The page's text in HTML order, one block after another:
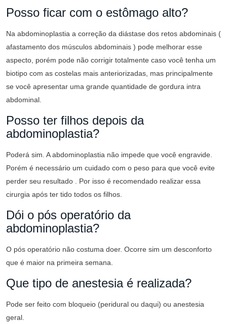
Posso ficar com o estômago alto?
Na abdominoplastia a correção da diástase dos retos abdominais (
afastamento dos músculos abdominais ) pode melhorar esse
aspecto, porém pode não corrigir totalmente caso você tenha um
biotipo com as costelas mais anteriorizadas, mas principalmente
se você apresentar uma grande quantidade de gordura intra
abdominal.
Posso ter filhos depois da
abdominoplastia?
Poderá sim. A abdominoplastia não impede que você engravide.
Porém é necessário um cuidado com o peso para que você evite
perder seu resultado . Por isso é recomendado realizar essa
cirurgia após ter tido todos os filhos.
Dói o pós operatório da
abdominoplastia?
O pós operatório não costuma doer. Ocorre sim um desconforto
que é maior na primeira semana.
Que tipo de anestesia é realizada?
Pode ser feito com bloqueio (peridural ou daqui) ou anestesia
geral.